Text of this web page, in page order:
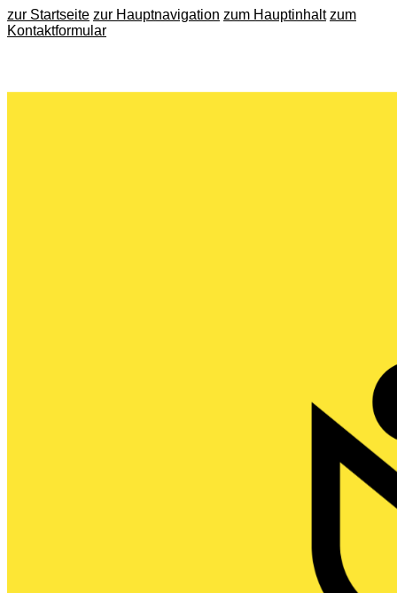
zur Startseite zur Hauptnavigation zum Hauptinhalt zum
Kontaktformular